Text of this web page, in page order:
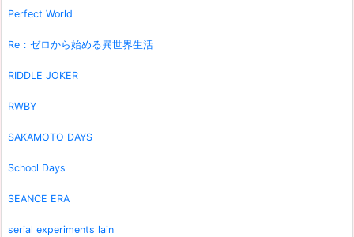
Perfect World
Re：ゼロから始める異世界生活
RIDDLE JOKER
RWBY
SAKAMOTO DAYS
School Days
SEANCE ERA
serial experiments lain